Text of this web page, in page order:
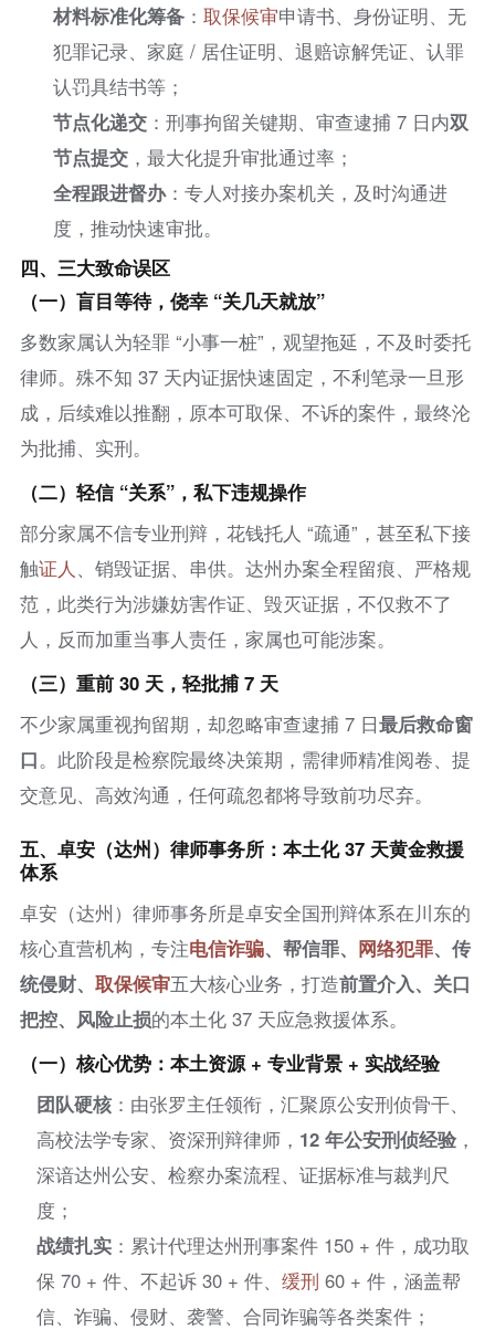
材料标准化筹备： 取保候审申请书、身份证明、无
犯罪记录、家庭 / 居住证明、退赔谅解凭证、认罪
认罚具结书等；
节点化递交：刑事拘留关键期、审查逮捕 7 日内双
节点提交，最大化提升审批通过率；
全程跟进督办：专人对接办案机关，及时沟通进
度，推动快速审批。
四、三大致命误区
（一）盲目等待，侥幸 “关几天就放”
多数家属认为轻罪 “小事一桩”，观望拖延，不及时委托
律师。殊不知 37 天内证据快速固定，不利笔录一旦形
成，后续难以推翻，原本可取保、不诉的案件，最终沦
为批捕、实刑。
（二）轻信 “关系”，私下违规操作
部分家属不信专业刑辩，花钱托人 “疏通”，甚至私下接
触证人
、销毁证据、串供。达州办案全程留痕、严格规
范，此类行为涉嫌妨害作证、毁灭证据，不仅救不了
人，反而加重当事人责任，家属也可能涉案。
（三）重前 30 天，轻批捕 7 天
不少家属重视拘留期，却忽略审查逮捕 7 日最后救命窗
口。此阶段是检察院最终决策期，需律师精准阅卷、提
交意见、高效沟通，任何疏忽都将导致前功尽弃。
五、卓安（达州） 律师事务所：本土化 37 天黄金救援
体系
卓安（达州）律师事务所是卓安全国刑辩体系在川东的
核心直营机构，专注电信诈骗、帮信罪、 网络犯罪、传
统侵财、 取保候审五大核心业务，打造前置介入、关口
把控、风险止损的本土化 37 天应急救援体系。
（一）核心优势：本土资源 + 专业背景 + 实战经验
团队硬核：由张罗主任领衔，汇聚原公安刑侦骨干、
高校法学专家、资深刑辩律师， 12 年公安刑侦经验，
深谙达州公安、检察办案流程、证据标准与裁判尺
度；
战绩扎实：累计代理达州刑事案件 150 + 件，成功取
保 70 + 件、不起诉 30 + 件、 缓刑 60 + 件，涵盖帮
信、诈骗、侵财、袭警、合同诈骗等各类案件；